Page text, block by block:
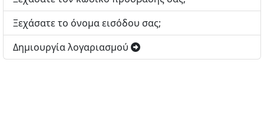
Ξεχάσατε το όνομα εισόδου σας;
Δημιουργία λογαριασμού